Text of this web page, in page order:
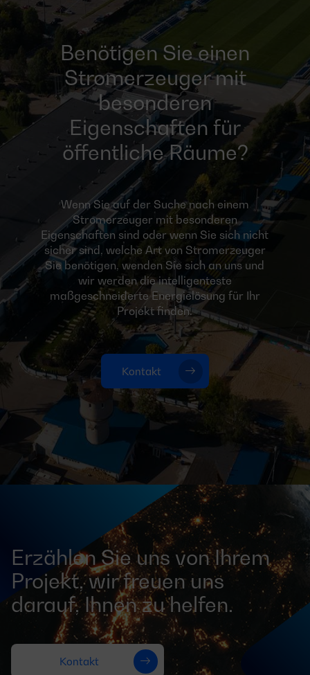
Benötigen Sie einen
Stromerzeuger mit
besonderen
Eigenschaften für
öffentliche Räume?
Wenn Sie auf der Suche nach einem
Stromerzeuger mit besonderen
Eigenschaften sind oder wenn Sie sich nicht
sicher sind, welche Art von Stromerzeuger
Sie benötigen, wenden Sie sich an uns und
wir werden die intelligenteste
maßgeschneiderte Energielösung für Ihr
Projekt finden.
Kontakt
Erzählen Sie uns von Ihrem
Projekt, wir freuen uns
darauf, Ihnen zu helfen.
Kontakt